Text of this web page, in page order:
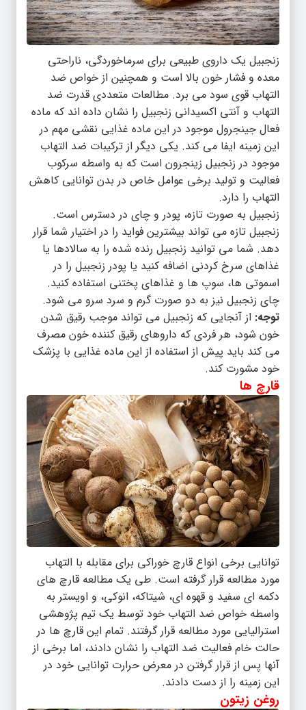
زنجبیل یک داروی طبیعی برای سرماخوردگی، ناراحتی
معده و فشار خون بالا است و همچنین از خواص ضد
التهاب قوی سود می برد. مطالعات متعددی قدرت ضد
التهاب و آنتی اکسیدانی زنجبیل را نشان داده اند که ماده
فعال جینجرول موجود در این ماده غذایی نقشی مهم در
این زمینه ایفا می کند. یکی دیگر از ترکیبات ضد التهاب
موجود در زنجبیل زینجرون است که به واسطه سرکوب
فعالیت و تولید برخی عوامل خاص در بدن توانایی کاهش
التهاب را دارد.
زنجبیل به صورت تازه، پودر و چای در دسترس است.
زنجبیل تازه می تواند بیشترین فواید را در اختیار شما قرار
دهد. شما می توانید زنجبیل رنده شده را به سالادها یا
غذاهای سرخ کردنی اضافه کنید یا پودر زنجبیل را در
اسموتی ها، سوپ ها و غذاهای پختنی استفاده کنید.
چای زنجبیل نیز به دو صورت گرم و سرد سرو می شود.
توجه: از آنجایی که زنجبیل می تواند موجب رقیق شدن
خون شود، هر فردی که داروهای رقیق کننده خون مصرف
می کند باید پیش از استفاده از این ماده غذایی با پزشک
خود مشورت کند.
قارچ ها
توانایی برخی انواع قارچ خوراکی برای مقابله با التهاب
مورد مطالعه قرار گرفته است. طی یک مطالعه قارچ های
دکمه ای سفید و قهوه ای، شیتاکه، انوکی، و اویستر به
واسطه خواص ضد التهاب خود توسط یک تیم پژوهشی
استرالیایی مورد مطالعه قرار گرفتند. تمام این قارچ ها در
حالت خام فعالیت ضد التهاب را نشان دادند، اما برخی از
آنها پس از قرار گرفتن در معرض حرارت توانایی خود در
این زمینه را از دست دادند.
روغن زیتون